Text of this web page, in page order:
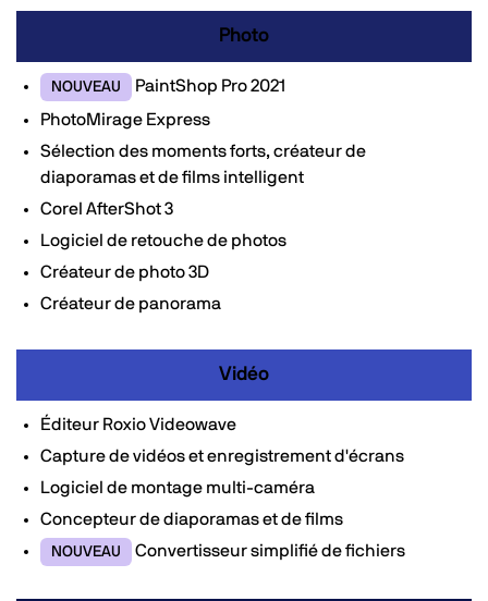
Photo
NOUVEAU
PaintShop Pro 2021
PhotoMirage Express
Sélection des moments forts, créateur de
diaporamas et de films intelligent
Corel AfterShot 3
Logiciel de retouche de photos
Créateur de photo 3D
Créateur de panorama
Vidéo
Éditeur Roxio Videowave
Capture de vidéos et enregistrement d'écrans
Logiciel de montage multi-caméra
Concepteur de diaporamas et de films
NOUVEAU Convertisseur simplifié de fichiers